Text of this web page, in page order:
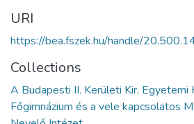
URI
https://bea.fszek.hu/handle/
Collections
A Budapesti II. Kerületi Kir. Egyetemi
Főgimnázium és a vele kapcsolatos